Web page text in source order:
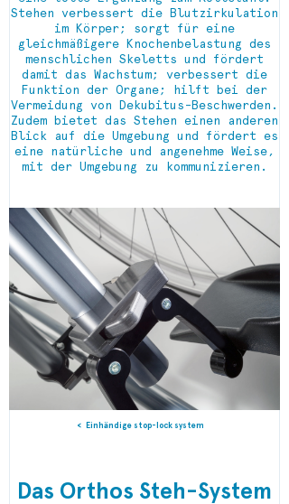
Stehen verbessert die Blutzirkulation
im Körper; sorgt für eine
gleichmäßigere Knochenbelastung des
menschlichen Skeletts und fördert
damit das Wachstum; verbessert die
Funktion der Organe; hilft bei der
Vermeidung von Dekubitus-Beschwerden.
Zudem bietet das Stehen einen anderen
Blick auf die Umgebung und fördert es
eine natürliche und angenehme Weise,
mit der Umgebung zu kommunizieren.
Einhändige stop-lock system
Das Orthos Steh-System